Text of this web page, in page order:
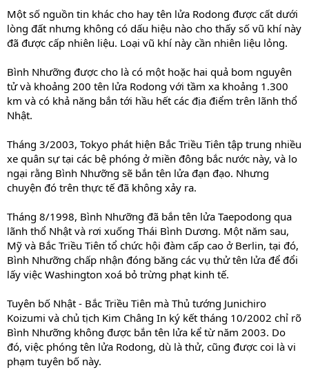
Một số nguồn tin khác cho hay tên lửa Rodong được cất dưới
lòng đất nhưng không có dấu hiệu nào cho thấy số vũ khí này
đã được cấp nhiên liệu. Loại vũ khí này cần nhiên liệu lỏng.
Bình Nhưỡng được cho là có một hoặc hai quả bom nguyên
tử và khoảng 200 tên lửa Rodong với tầm xa khoảng 1.300
km và có khả năng bắn tới hầu hết các địa điểm trên lãnh thổ
Nhật.
Tháng 3/2003, Tokyo phát hiện Bắc Triều Tiên tập trung nhiều
xe quân sự tại các bệ phóng ở miền đông bắc nước này, và lo
ngại rằng Bình Nhưỡng sẽ bắn tên lửa đạn đạo. Nhưng
chuyện đó trên thực tế đã không xảy ra.
Tháng 8/1998, Bình Nhưỡng đã bắn tên lửa Taepodong qua
lãnh thổ Nhật và rơi xuống Thái Bình Dương. Một năm sau,
Mỹ và Bắc Triều Tiên tổ chức hội đàm cấp cao ở Berlin, tại đó,
Bình Nhưỡng chấp nhận đóng băng các vụ thử tên lửa để đổi
lấy việc Washington xoá bỏ trừng phạt kinh tế.
Tuyên bố Nhật - Bắc Triều Tiên mà Thủ tướng Junichiro
Koizumi và chủ tịch Kim Châng In ký kết tháng 10/2002 chỉ rõ
Bình Nhưỡng không được bắn tên lửa kể từ năm 2003. Do
đó, việc phóng tên lửa Rodong, dù là thử, cũng được coi là vi
phạm tuyên bố này.